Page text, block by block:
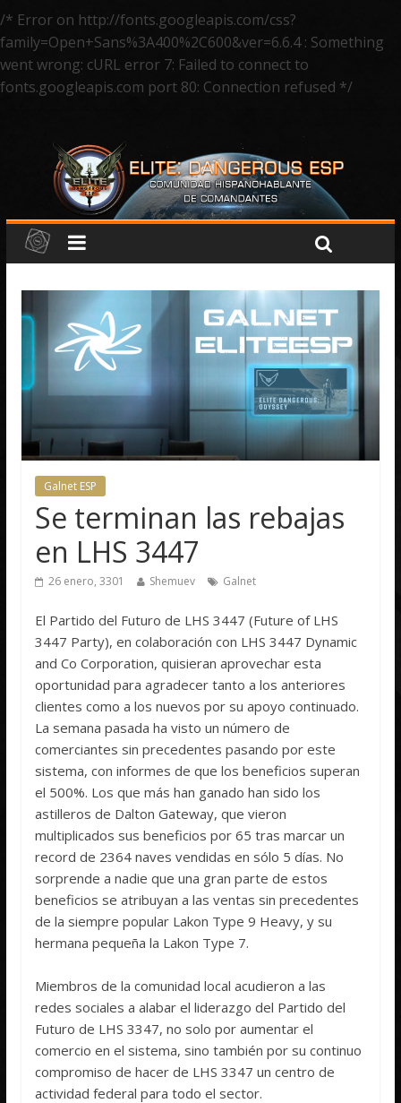
/* Error on http://fonts.googleapis.com/css?
family=Open+Sans%3A400%2C600&ver=6.6.4 : Something
went wrong: cURL error 7: Failed to connect to
fonts.googleapis.com port 80: Connection refused */
Galnet ESP
Se terminan las rebajas
en LHS 3447
26 enero, 3301 Shemuev Galnet
El Partido del Futuro de LHS 3447 (Future of LHS
3447 Party), en colaboración con LHS 3447 Dynamic
and Co Corporation, quisieran aprovechar esta
oportunidad para agradecer tanto a los anteriores
clientes como a los nuevos por su apoyo continuado.
La semana pasada ha visto un número de
comerciantes sin precedentes pasando por este
sistema, con informes de que los beneficios superan
el 500%. Los que más han ganado han sido los
astilleros de Dalton Gateway, que vieron
multiplicados sus beneficios por 65 tras marcar un
record de 2364 naves vendidas en sólo 5 días. No
sorprende a nadie que una gran parte de estos
beneficios se atribuyan a las ventas sin precedentes
de la siempre popular Lakon Type 9 Heavy, y su
hermana pequeña la Lakon Type 7.
Miembros de la comunidad local acudieron a las
redes sociales a alabar el liderazgo del Partido del
Futuro de LHS 3347, no solo por aumentar el
comercio en el sistema, sino también por su continuo
compromiso de hacer de LHS 3347 un centro de
actividad federal para todo el sector.